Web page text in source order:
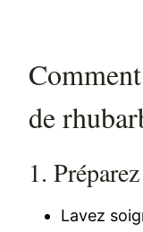
de
1.
Lavez